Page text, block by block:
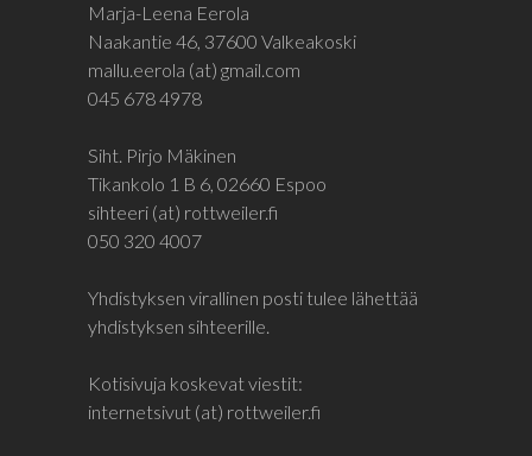
Marja-Leena Eerola
Naakantie 46, 37600 Valkeakoski
mallu.eerola (at) gmail.com
045 678 4978
Siht. Pirjo Mäkinen
Tikankolo 1 B 6, 02660 Espoo
sihteeri (at) rottweiler.fi
050 320 4007
Yhdistyksen virallinen posti tulee lähettää
yhdistyksen sihteerille.
Kotisivuja koskevat viestit:
internetsivut (at) rottweiler.fi